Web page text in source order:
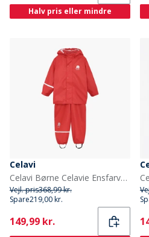
Halv pris eller mindre
Celavi
Celavi Børne Celavie Ensfarvet PU Basis Regntøjs Sæt Baked Apple
Vejl. pris368,99 kr.
Spare219,00 kr.
Current
149,99 kr.